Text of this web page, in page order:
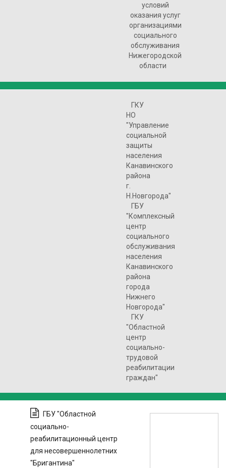
условий
оказания услуг
организациями
социального
обслуживания
Нижегородской
области
ГКУ
НО
"Управление
социальной
защиты
населения
Канавинского
района
г.
Н.Новгорода"
ГБУ
"Комплексный
центр
социального
обслуживания
населения
Канавинского
района
города
Нижнего
Новгорода"
ГКУ
"Областной
центр
социально-
трудовой
реабилитации
граждан"
ГБУ "Областной
социально-
реабилитационный центр
для несовершеннолетних
"Бригантина"